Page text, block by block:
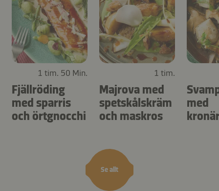
Se allt
1 tim. 50 Min.
Fjällröding
med sparris
och örtgnocchi
1 tim.
Majrova med
spetskålskräm
och maskros
med